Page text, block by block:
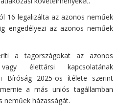
16 legalizálta az azonos neműek
engedélyezi az azonos neműek
a tagországokat az azonos
élettársi kapcsolatának
Bíróság 2025-ös ítélete szerint
a más uniós tagállamban
házasságát.